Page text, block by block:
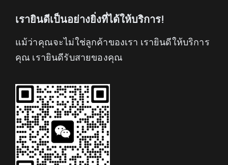
เรายินดีเป็นอย่างยิ่งที่ได้ให้บริการ!
แม้ว่าคุณจะไม่ใช่ลูกค้าของเรา เรายินดีให้บริการ
คุณ เรายินดีรับสายของคุณ